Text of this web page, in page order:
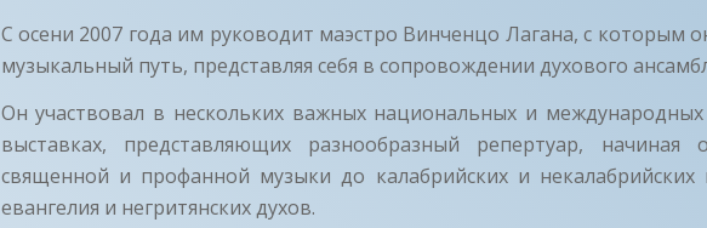
С осени 2007 года им руководит маэстро Винченцо Лагана, с которым
музыкальный путь, представляя себя в сопровождении духового
Он участвовал в нескольких важных национальных и
выставках, представляющих разнообразный репертуар, начиная
священной и профанной музыки до калабрийских и некалабрийских
евангелия и негритянских духов.